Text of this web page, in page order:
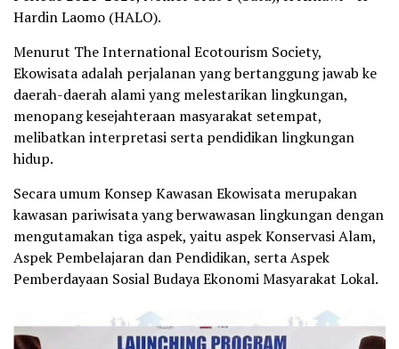
Hardin Laomo (HALO).
Menurut The International Ecotourism Society,
Ekowisata adalah perjalanan yang bertanggung jawab ke
daerah-daerah alami yang melestarikan lingkungan,
menopang kesejahteraan masyarakat setempat,
melibatkan interpretasi serta pendidikan lingkungan
hidup.
Secara umum Konsep Kawasan Ekowisata merupakan
kawasan pariwisata yang berwawasan lingkungan dengan
mengutamakan tiga aspek, yaitu aspek Konservasi Alam,
Aspek Pembelajaran dan Pendidikan, serta Aspek
Pemberdayaan Sosial Budaya Ekonomi Masyarakat Lokal.